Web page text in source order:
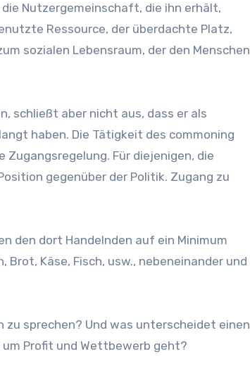
Nutzergemeinschaft, die ihn erhält,
Ressource, der überdachte Platz,
sozialen Lebensraum, der den Menschen
schließt aber nicht aus, dass er als
haben. Die Tätigkeit des commoning
Für diejenigen, die
gegenüber der Politik. Zugang zu
den dort Handelnden auf ein Minimum
Käse, Fisch, usw., nebeneinander und
sprechen? Und was unterscheidet einen
Profit und Wettbewerb geht?